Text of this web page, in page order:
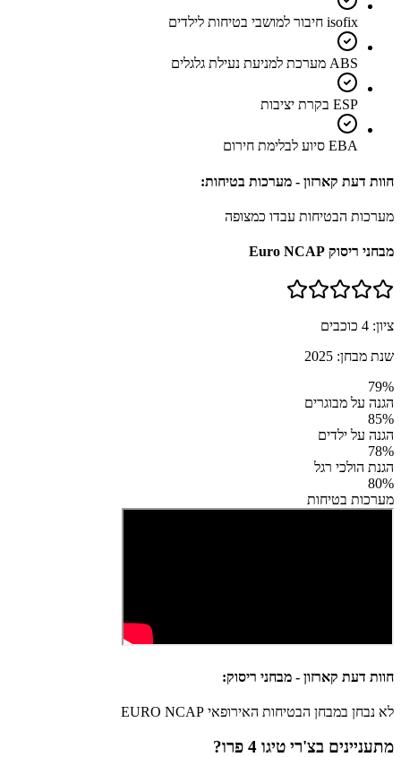
isofix חיבור למושבי בטיחות לילדים
ABS מערכת למניעת נעילת גלגלים
ESP בקרת יציבות
EBA סיוע לבלימת חירום
חוות דעת קארזון - מערכות בטיחות:
מערכות הבטיחות עבדו כמצופה
מבחני ריסוק Euro NCAP
ציון: 4 כוכבים
שנת מבחן: 2025
79%
הגנה על מבוגרים
85%
הגנה על ילדים
78%
הגנת הולכי רגל
80%
מערכות בטיחות
חוות דעת קארזון - מבחני ריסוק:
לא נבחן במבחן הבטיחות האירופאי EURO NCAP
מתעניינים בצ'רי טיגו 4 פרו ?